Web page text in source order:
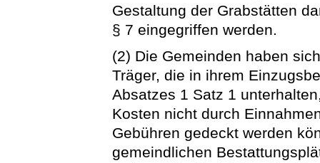
Gestaltung der Grabstätten
§ 7 eingegriffen werden.
(2) Die Gemeinden haben
Träger, die in ihrem
Absatzes 1 Satz 1
Kosten nicht durch
Gebühren gedeckt werden
gemeindlichen